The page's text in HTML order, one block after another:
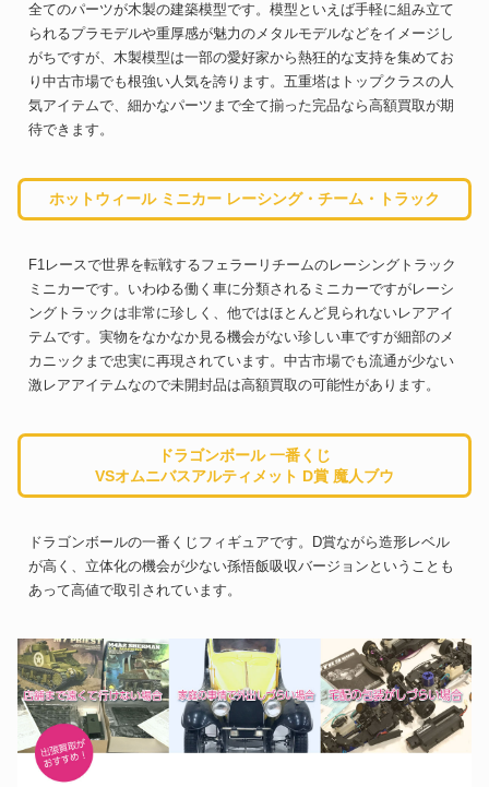
全てのパーツが木製の建築模型です。模型といえば手軽に組み立て
られるプラモデルや重厚感が魅力のメタルモデルなどをイメージし
がちですが、木製模型は一部の愛好家から熱狂的な支持を集めてお
り中古市場でも根強い人気を誇ります。五重塔はトップクラスの人
気アイテムで、細かなパーツまで全て揃った完品なら高額買取が期
待できます。
ホットウィール ミニカー レーシング・チーム・トラック
F1レースで世界を転戦するフェラーリチームのレーシングトラック
ミニカーです。いわゆる働く車に分類されるミニカーですがレーシ
ングトラックは非常に珍しく、他ではほとんど見られないレアアイ
テムです。実物をなかなか見る機会がない珍しい車ですが細部のメ
カニックまで忠実に再現されています。中古市場でも流通が少ない
激レアアイテムなので未開封品は高額買取の可能性があります。
ドラゴンボール 一番くじ
VSオムニバスアルティメット D賞 魔人ブウ
ドラゴンボールの一番くじフィギュアです。D賞ながら造形レベル
が高く、立体化の機会が少ない孫悟飯吸収バージョンということも
あって高値で取引されています。